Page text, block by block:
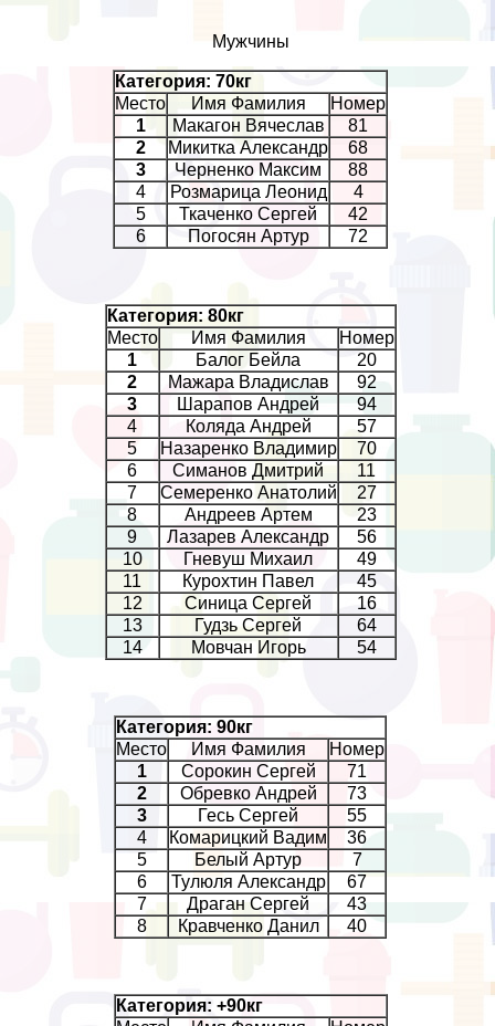
Мужчины
Категория: 70кг
Место
Имя Фамилия
Номер
1
Макагон Вячеслав
81
2
Микитка Александр
68
3
Черненко Максим
88
4
Розмарица Леонид
4
5
Ткаченко Сергeй
42
6
Погосян Артур 72
Категория: 80кг
Место
Имя Фамилия
Номер
1
Балог Бейла
20
2
Мажара Владислав
92
3
Шарапов Андрей
94
4
Коляда Андрей
57
5
Назаренко Владимир
70
6
Симанов Дмитрий
11
7
Семеренко Анатолий
27
8
Андреев Артем
23
9
Лазарев Александр
56
10
Гневуш Михаил
49
11
Курохтин Павел
45
12
Синица Сергeй
16
13
Гудзь Сергeй
64
14
Мовчан Игорь 54
Категория: 90кг
Место
Имя Фамилия
Номер
1
Сорокин Сергeй
71
2
Обревко Андрей
73
3
Гесь Сергeй
55
4
Комарицкий Вадим
36
5
Белый Артур
7
6
Тулюля Александр
67
7
Драган Сергeй
43
8
Кравченко Данил 40
Категория: +90кг